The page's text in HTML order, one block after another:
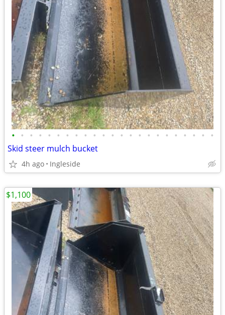
• • • • • • • • • • • • • • • • • • • • • • •
Skid steer mulch bucket
4h ago Ingleside
$1,100